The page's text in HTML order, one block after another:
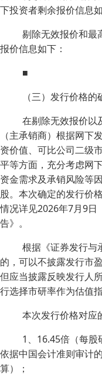
下投资者剩余报价信息
剔除无效报价和最
报价信息如下：
■
（三）发行价格的
在剔除无效报价以
（主承销商）根据网下
资价值、可比公司二级
平等方面，充分考虑网
资金需求及承销风险等
股。本次确定的发行价
情况详见2026年7月9日
告》。
根据《证券发行与
的，可以不披露发行市
但应当披露反映发行人
行选择市研率作为估值指
本次发行价格对应
1、16.45倍（每
依据中国会计准则审计
算）；